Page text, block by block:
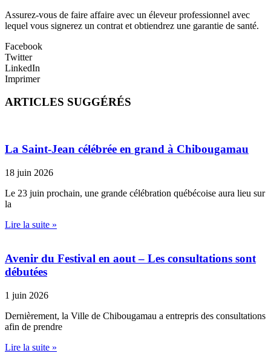
Assurez-vous de faire affaire avec un éleveur professionnel avec
lequel vous signerez un contrat et obtiendrez une garantie de santé.
Facebook
Twitter
LinkedIn
Imprimer
ARTICLES SUGGÉRÉS
La Saint-Jean célébrée en grand à Chibougamau
18 juin 2026
Le 23 juin prochain, une grande célébration québécoise aura lieu sur
la
Lire la suite »
Avenir du Festival en aout – Les consultations sont
débutées
1 juin 2026
Dernièrement, la Ville de Chibougamau a entrepris des consultations
afin de prendre
Lire la suite »